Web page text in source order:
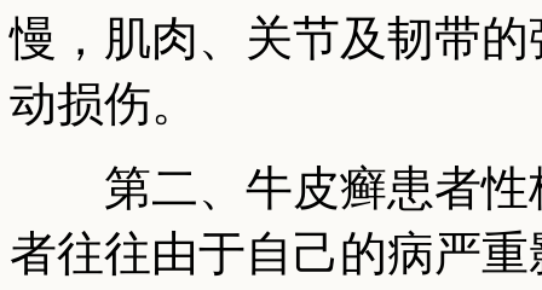
慢，肌肉、关节及韧带
动损伤。
第二、牛皮癣患者性
者往往由于自己的病严